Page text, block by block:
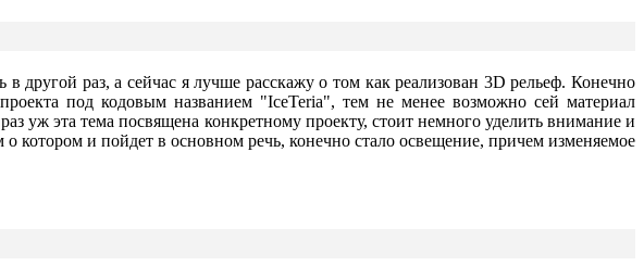
в другой раз, а сейчас я лучше расскажу о том как реализован 3D рельеф. Конечно
под кодовым названием "IceTeria", тем не менее возможно сей материал
уж эта тема посвящена конкретному проекту, стоит немного уделить внимание и
и пойдет в основном речь, конечно стало освещение, причем изменяемое